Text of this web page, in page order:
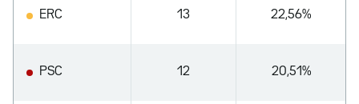
ERC 13 22,56%
PSC 12 20,51%